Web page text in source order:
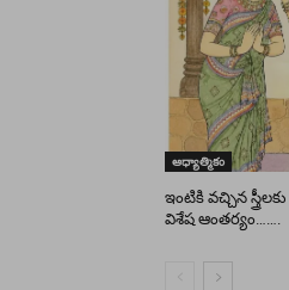
ఆధ్యాత్మికం
ఇంటికి వచ్చిన
విశేష ఆంతర్యం…….